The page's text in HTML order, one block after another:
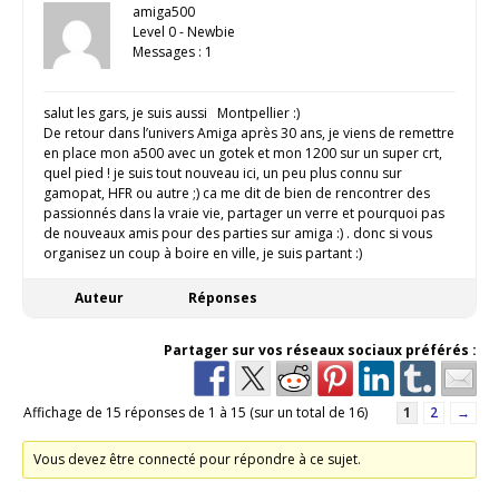
amiga500
Level 0 - Newbie
Messages : 1
salut les gars, je suis aussi Montpellier :)
De retour dans l’univers Amiga après 30 ans, je viens de remettre
en place mon a500 avec un gotek et mon 1200 sur un super crt,
quel pied ! je suis tout nouveau ici, un peu plus connu sur
gamopat, HFR ou autre ;) ca me dit de bien de rencontrer des
passionnés dans la vraie vie, partager un verre et pourquoi pas
de nouveaux amis pour des parties sur amiga :) . donc si vous
organisez un coup à boire en ville, je suis partant :)
Auteur Réponses
Partager sur vos réseaux sociaux préférés :
Affichage de 15 réponses de 1 à 15 (sur un total de 16) 1 2 →
Vous devez être connecté pour répondre à ce sujet.